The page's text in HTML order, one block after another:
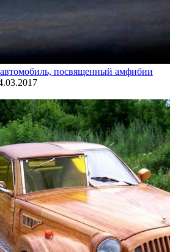
посвященный амфибии